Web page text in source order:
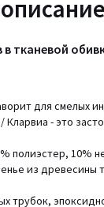
в тканевой
для смелых
- это
полиэстер, 10%
из древесины
трубок,